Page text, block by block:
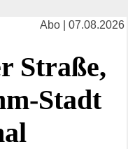
Abo | 07.08.2026
Straße,
Stadt